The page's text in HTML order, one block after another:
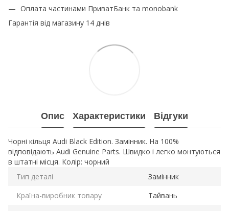
Оплата частинами ПриватБанк та monobank
Гарантія від магазину 14 днів
Опис Характеристики Відгуки
Чорні кільця Audi Black Edition. Замінник. На 100%
відповідають Audi Genuine Parts. Швидко і легко монтуються
в штатні місця. Колір: чорний
Тип деталі
Замінник
Країна-виробник товару
Тайвань